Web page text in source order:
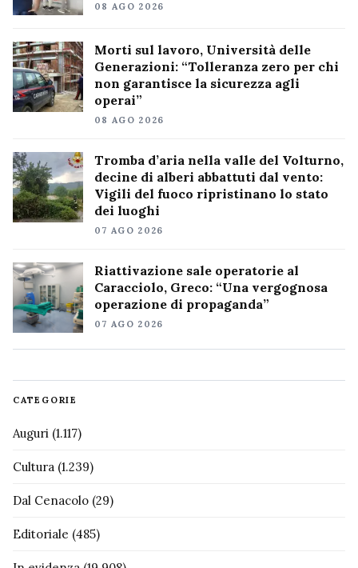
08 AGO 2026
Morti sul lavoro, Università delle
Generazioni: “Tolleranza zero per chi
non garantisce la sicurezza agli
operai”
08 AGO 2026
Tromba d’aria nella valle del Volturno,
decine di alberi abbattuti dal vento:
Vigili del fuoco ripristinano lo stato
dei luoghi
07 AGO 2026
Riattivazione sale operatorie al
Caracciolo, Greco: “Una vergognosa
operazione di propaganda”
07 AGO 2026
CATEGORIE
Auguri (1.117)
Cultura (1.239)
Dal Cenacolo (29)
Editoriale (485)